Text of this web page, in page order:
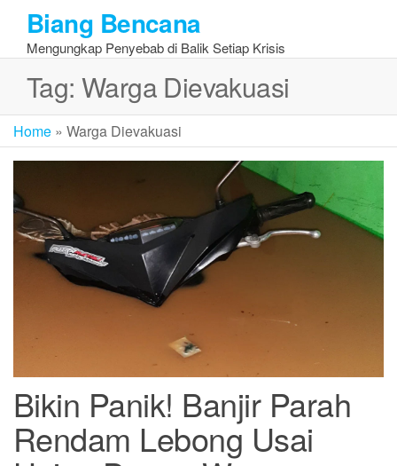
the
content
Biang Bencana
Mengungkap Penyebab di Balik Setiap Krisis
Tag: Warga Dievakuasi
Home » Warga Dievakuasi
Bikin Panik! Banjir Parah
Rendam Lebong Usai